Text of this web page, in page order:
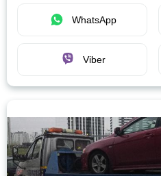
WhatsApp
Viber